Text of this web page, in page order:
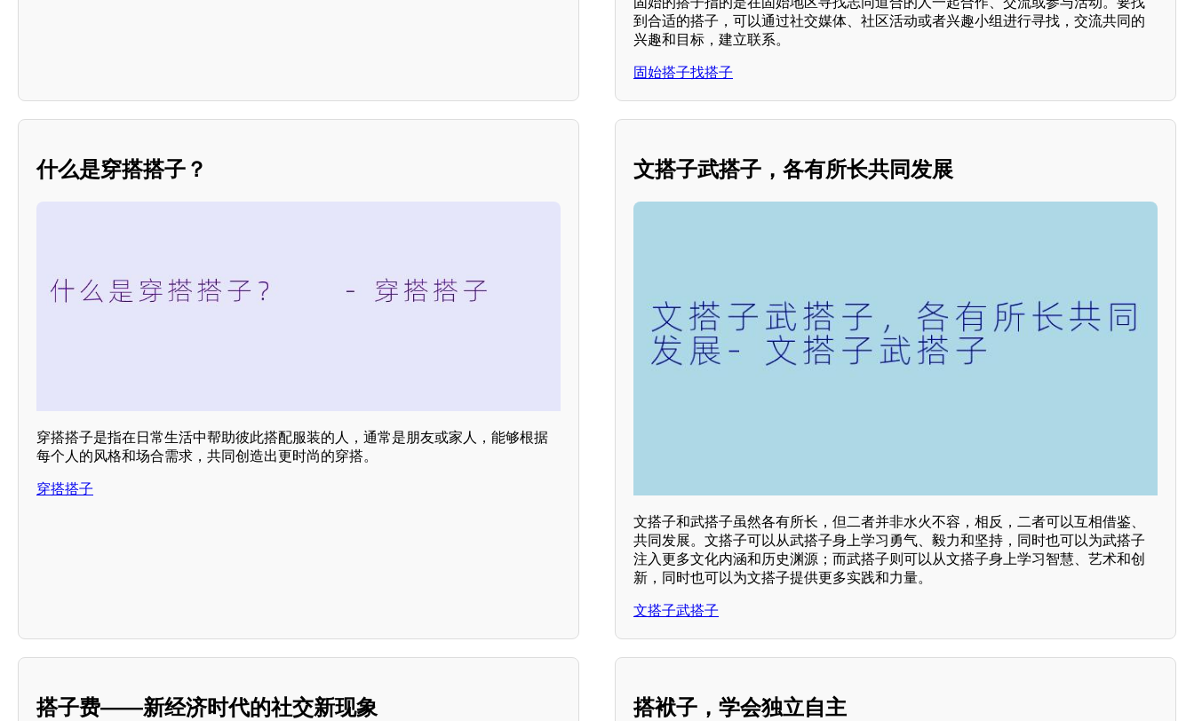
到合适的搭子，可以通过社交媒体、社区活动或者兴趣小组进行寻找，交流共同的
兴趣和目标，建立联系。
固始搭子找搭子
什么是穿搭搭子？
穿搭搭子是指在日常生活中帮助彼此搭配服装的人，通常是朋友或家人，能够根据
每个人的风格和场合需求，共同创造出更时尚的穿搭。
穿搭搭子
文搭子武搭子，各有所长共同发展
文搭子和武搭子虽然各有所长，但二者并非水火不容，相反，二者可以互相借鉴、
共同发展。文搭子可以从武搭子身上学习勇气、毅力和坚持，同时也可以为武搭子
注入更多文化内涵和历史渊源；而武搭子则可以从文搭子身上学习智慧、艺术和创
新，同时也可以为文搭子提供更多实践和力量。
文搭子武搭子
搭子费——新经济时代的社交新现象 搭袱子，学会独立自主